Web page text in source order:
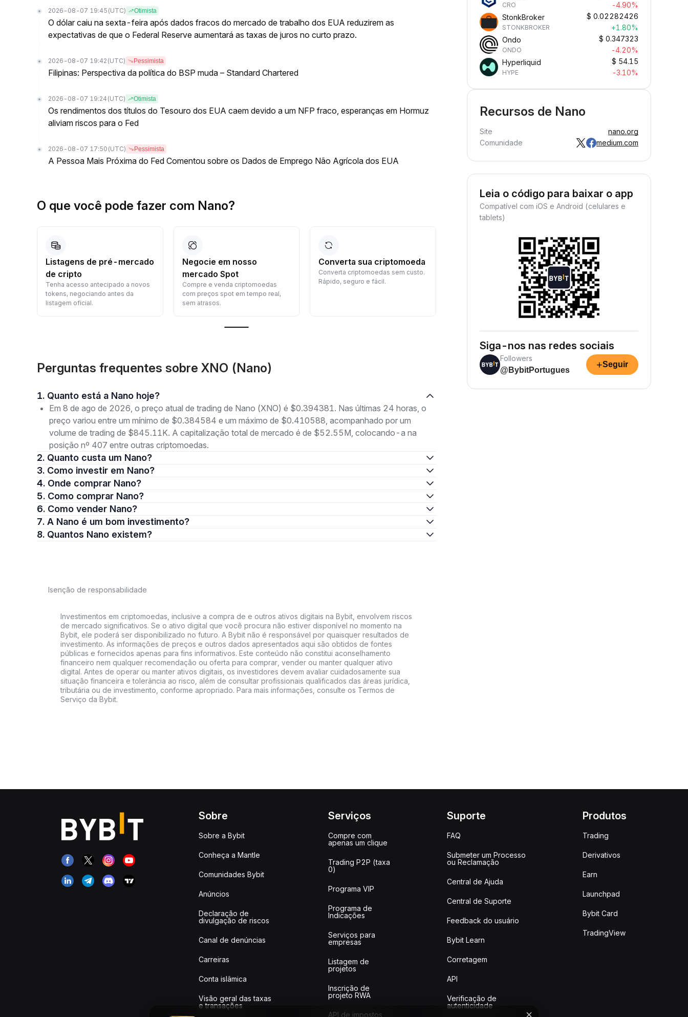
2026-08-07 19:45 (UTC) Otimista
O dólar caiu na sexta-feira após dados fracos do mercado de trabalho dos EUA reduzirem as
expectativas de que o Federal Reserve aumentará as taxas de juros no curto prazo.
2026-08-07 19:42 (UTC) Pessimista
Filipinas: Perspectiva da política do BSP muda – Standard Chartered
2026-08-07 19:24 (UTC) Otimista
Os rendimentos dos títulos do Tesouro dos EUA caem devido a um NFP fraco, esperanças em Hormuz
aliviam riscos para o Fed
2026-08-07 17:50 (UTC) Pessimista
A Pessoa Mais Próxima do Fed Comentou sobre os Dados de Emprego Não Agrícola dos EUA
O que você pode fazer com Nano?
Listagens de pré-mercado
de cripto
Tenha acesso antecipado a novos
tokens, negociando antes da
listagem oficial.
Negocie em nosso
mercado Spot
Compre e venda criptomoedas
com preços spot em tempo real,
sem atrasos.
Converta sua criptomoeda
Converta criptomoedas sem custo.
Rápido, seguro e fácil.
Renda passiva em cripto
Garanta sua renda passiva em
cripto. Basta depositar e ver seu
Perguntas frequentes sobre XNO (Nano)
1. Quanto está a Nano hoje?
Em 8 de ago de 2026, o preço atual de trading de Nano (XNO) é $0.394381. Nas últimas 24 horas, o
preço variou entre um mínimo de $0.384584 e um máximo de $0.410588, acompanhado por um
volume de trading de $845.11K. A capitalização total de mercado é de $52.55M, colocando-a na
posição nº 407 entre outras criptomoedas.
2. Quanto custa um Nano?
3. Como investir em Nano?
4. Onde comprar Nano?
5. Como comprar Nano?
6. Como vender Nano?
7. A Nano é um bom investimento?
8. Quantos Nano existem?
Isenção de responsabilidade
Investimentos em criptomoedas, inclusive a compra de e outros ativos digitais na Bybit, envolvem riscos
de mercado significativos. Se o ativo digital que você procura não estiver disponível no momento na
Bybit, ele poderá ser disponibilizado no futuro. A Bybit não é responsável por quaisquer resultados de
investimento. As informações de preços e outros dados apresentados aqui são obtidos de fontes
públicas e fornecidos apenas para fins informativos. Este conteúdo não constitui aconselhamento
financeiro nem qualquer recomendação ou oferta para comprar, vender ou manter qualquer ativo
digital. Antes de operar ou manter ativos digitais, os investidores devem avaliar cuidadosamente sua
situação financeira e tolerância ao risco, além de consultar profissionais qualificados das áreas jurídica,
tributária ou de investimento, conforme apropriado. Para mais informações, consulte os Termos de
Serviço da Bybit.
CRO
-4.90%
StonkBroker
STONKBROKER
$ 0.02282426
+1.80%
Ondo
ONDO
$ 0.347323
-4.20%
Hyperliquid
HYPE
$ 54.15
-3.10%
Recursos de Nano
Site
nano.org
Comunidade
medium.com
Leia o código para baixar o app
Compatível com iOS e Android (celulares e
tablets)
Siga-nos nas redes sociais
Followers
@BybitPortugues
+Seguir
Sobre
Sobre a Bybit
Conheça a Mantle
Comunidades Bybit
Anúncios
Declaração de
divulgação de riscos
Canal de denúncias
Carreiras
Conta islâmica
Visão geral das taxas
e transações
Serviços
Compre com
apenas um clique
Trading P2P (taxa
0)
Programa VIP
Programa de
Indicações
Serviços para
empresas
Listagem de
projetos
Inscrição de
projeto RWA
API de impostos
Suporte
FAQ
Submeter um Processo
ou Reclamação
Central de Ajuda
Central de Suporte
Feedback do usuário
Bybit Learn
Corretagem
API
Verificação de
autenticidade
Produtos
Trading
Derivativos
Earn
Launchpad
Bybit Card
TradingView